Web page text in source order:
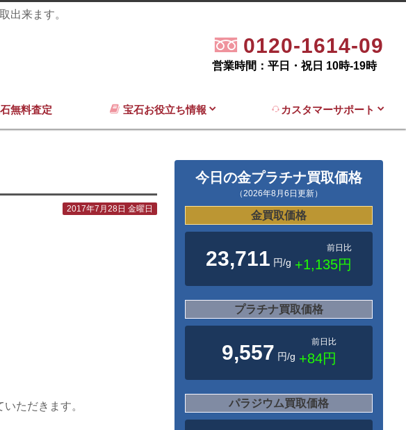
出来ます。
0120-1614-09
営業時間：平日・祝日 10時-19時
無料査定 宝石お役立ち情報 カスタマーサポート
2017年7月28日 金曜日
ただきます。
今日の金プラチナ買取価格
（2026年8月6日更新）
金買取価格
23,711 円/g
前日比
+1,135円
プラチナ買取価格
9,557 円/g
前日比
+84円
パラジウム買取価格